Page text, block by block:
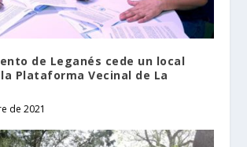
de Leganés cede un local
Plataforma Vecinal de La
de 2021